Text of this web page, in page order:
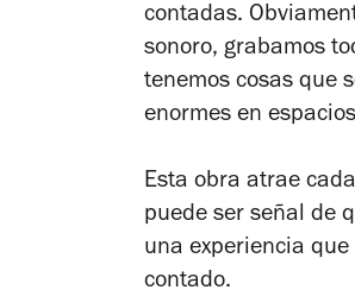
contadas.
sonoro, grabamos
tenemos cosas que
enormes en
Esta obra atrae
puede ser señal de
una experiencia
contado.